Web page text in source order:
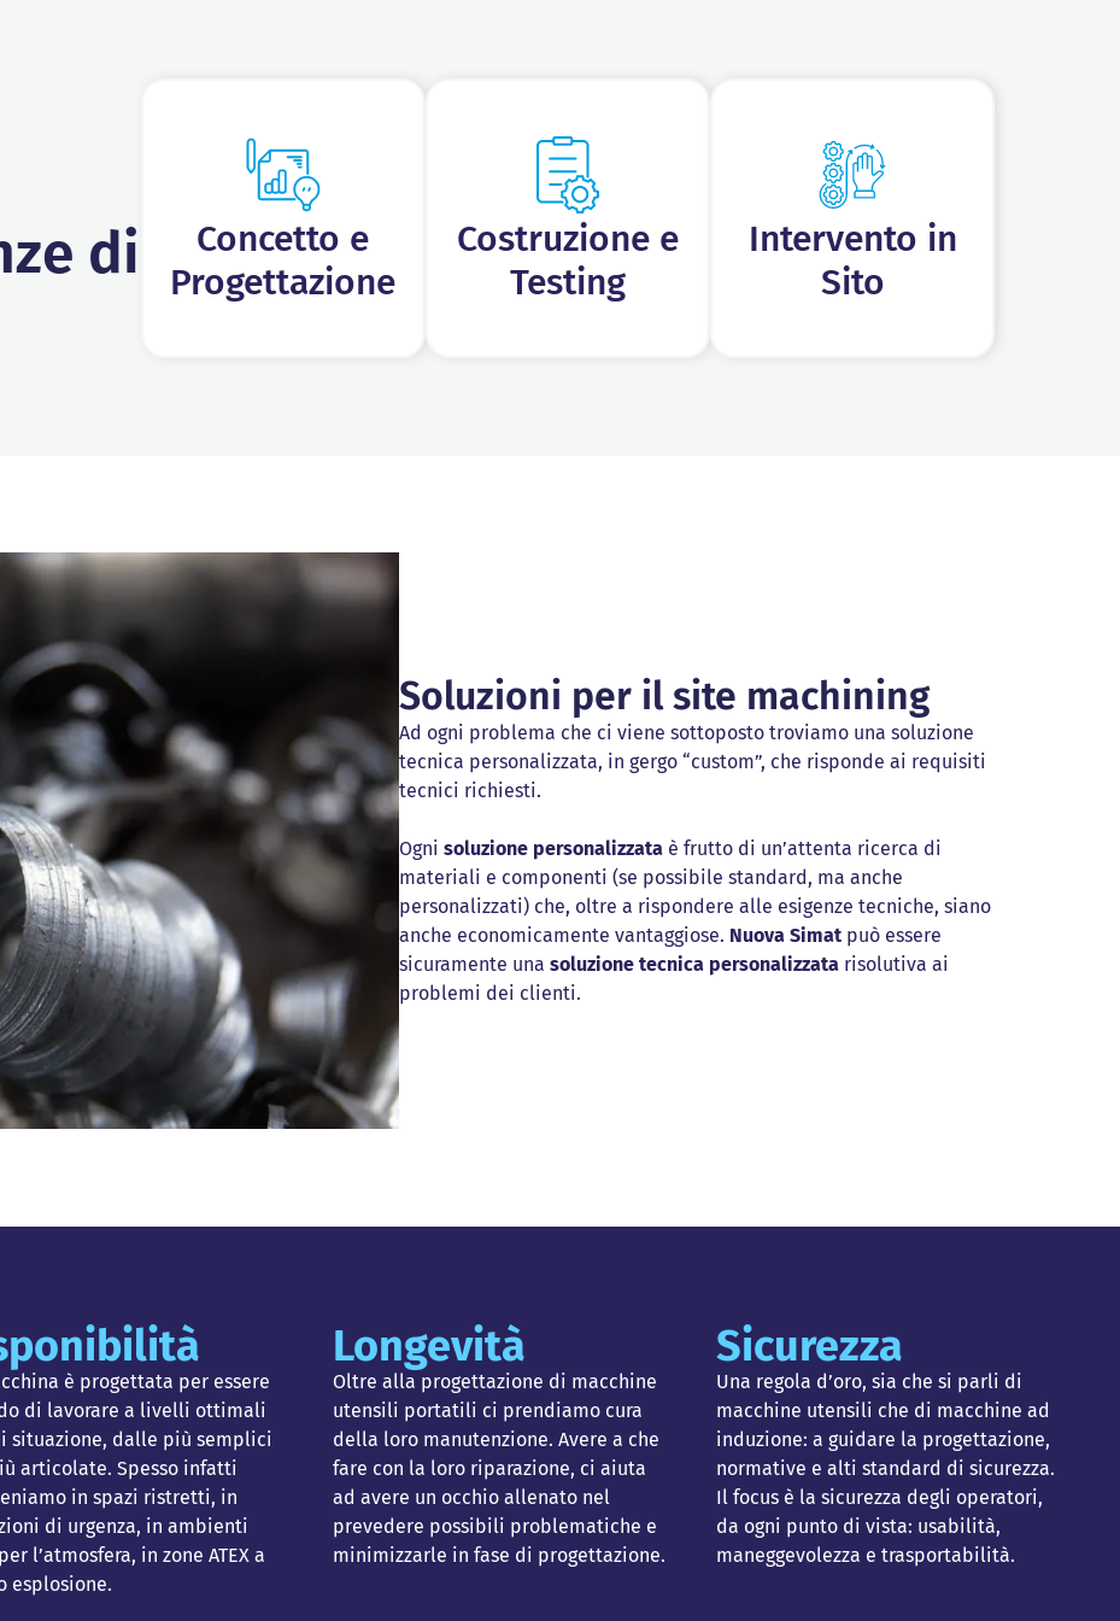
di
Concetto e
Progettazione
Costruzione e
Testing
Intervento in
Sito
Soluzioni per il site machining
Ad ogni problema che ci viene sottoposto troviamo una soluzione
tecnica personalizzata, in gergo “custom”, che risponde ai requisiti
tecnici richiesti.
Ogni soluzione personalizzata è frutto di un’attenta ricerca di
materiali e componenti (se possibile standard, ma anche
personalizzati) che, oltre a rispondere alle esigenze tecniche, siano
anche economicamente vantaggiose. Nuova Simat può essere
sicuramente una soluzione tecnica personalizzata risolutiva ai
problemi dei clienti.
è progettata per essere
di lavorare a livelli ottimali
situazione, dalle più semplici
articolate. Spesso infatti
in spazi ristretti, in
di urgenza, in ambienti
l’atmosfera, in zone ATEX a
esplosione.
Longevità
Oltre alla progettazione di macchine
utensili portatili ci prendiamo cura
della loro manutenzione. Avere a che
fare con la loro riparazione, ci aiuta
ad avere un occhio allenato nel
prevedere possibili problematiche e
minimizzarle in fase di progettazione.
Sicurezza
Una regola d’oro, sia che si parli di
macchine utensili che di macchine ad
induzione: a guidare la progettazione,
normative e alti standard di sicurezza.
Il focus è la sicurezza degli operatori,
da ogni punto di vista: usabilità,
maneggevolezza e trasportabilità.